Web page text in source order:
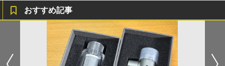
おすすめ記事